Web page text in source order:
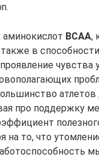
BCAA,
в
про поддержку
на то, что